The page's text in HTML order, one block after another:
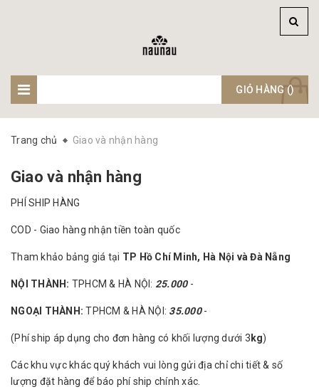
GIỎ HÀNG ()
Trang chủ Giao và nhận hàng
Giao và nhận hàng
PHÍ SHIP HÀNG
COD - Giao hàng nhận tiền toàn quốc
Tham khảo bảng giá tại TP Hồ Chí Minh, Hà Nội và Đà Nẵng
NỘI THÀNH: TPHCM & HÀ NỘI: 25.000-
NGOẠI THÀNH: TPHCM & HÀ NỘI: 35.000-
(Phí ship áp dụng cho đơn hàng có khối lượng dưới 3 kg)
Các khu vực khác quý khách vui lòng gửi địa chỉ chi tiết & số
lượng đặt hàng để báo phí ship chính xác.